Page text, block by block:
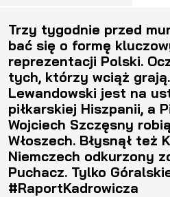
Trzy tygodnie przed
bać się o formę
reprezentacji Polski.
tych, którzy wciąż
Lewandowski jest na
piłkarskiej Hiszpanii, a
Wojciech Szczęsny
Włoszech. Błysnął też
Niemczech odkurzony
Puchacz. Tylko
#RaportKadrowicza